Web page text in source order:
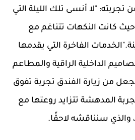
تجربته: "لا أنسى تلك الليلة التي
كانت النكهات تتناغم مع
الفاخرة التي يقدمها
الداخلية الراقية والمطاعم
من زيارة الفندق تجربة تفوق
المدهشة تتزايد روعتها مع
والذي سنناقشه لاحقًا.